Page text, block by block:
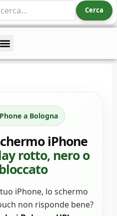
Cerca
a Bologna
iPhone
rotto, nero o
iPhone, lo schermo
non risponde bene?